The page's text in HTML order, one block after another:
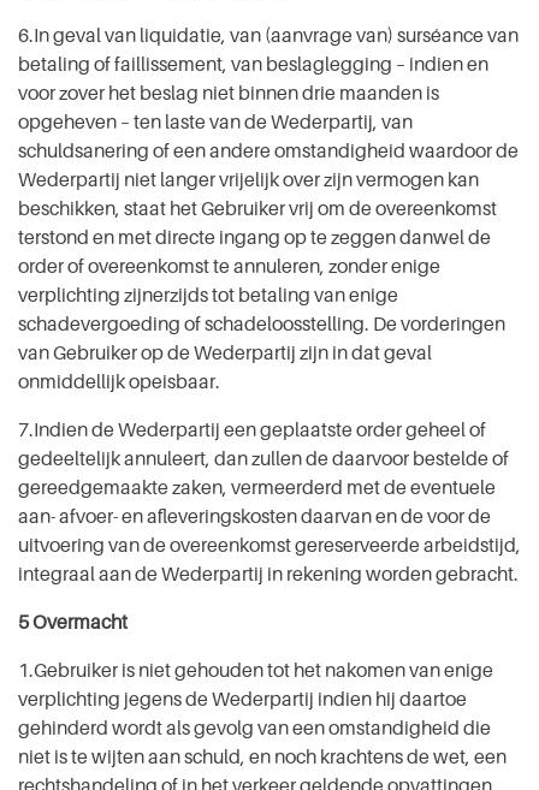
6.In geval van liquidatie, van (aanvrage van) surséance van
betaling of faillissement, van beslaglegging – indien en
voor zover het beslag niet binnen drie maanden is
opgeheven – ten laste van de Wederpartij, van
schuldsanering of een andere omstandigheid waardoor de
Wederpartij niet langer vrijelijk over zijn vermogen kan
beschikken, staat het Gebruiker vrij om de overeenkomst
terstond en met directe ingang op te zeggen danwel de
order of overeenkomst te annuleren, zonder enige
verplichting zijnerzijds tot betaling van enige
schadevergoeding of schadeloosstelling. De vorderingen
van Gebruiker op de Wederpartij zijn in dat geval
onmiddellijk opeisbaar.
7.Indien de Wederpartij een geplaatste order geheel of
gedeeltelijk annuleert, dan zullen de daarvoor bestelde of
gereedgemaakte zaken, vermeerderd met de eventuele
aan- afvoer- en afleveringskosten daarvan en de voor de
uitvoering van de overeenkomst gereserveerde arbeidstijd,
integraal aan de Wederpartij in rekening worden gebracht.
5 Overmacht
1.Gebruiker is niet gehouden tot het nakomen van enige
verplichting jegens de Wederpartij indien hij daartoe
gehinderd wordt als gevolg van een omstandigheid die
niet is te wijten aan schuld, en noch krachtens de wet, een
rechtshandeling of in het verkeer geldende opvattingen